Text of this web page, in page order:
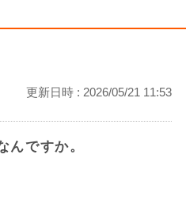
更新日時 : 2026/05/21 11:53
んですか。